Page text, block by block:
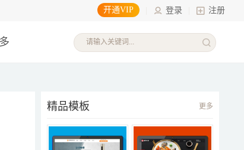
开通VIP 登录 注册
精品模板 更多